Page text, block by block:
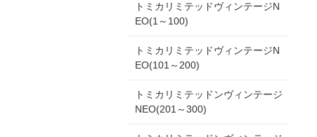
トミカリミテッドヴィンテージN
EO(1～100)
トミカリミテッドヴィンテージN
EO(101～200)
トミカリミテッドンヴィンテージ
NEO(201～300)